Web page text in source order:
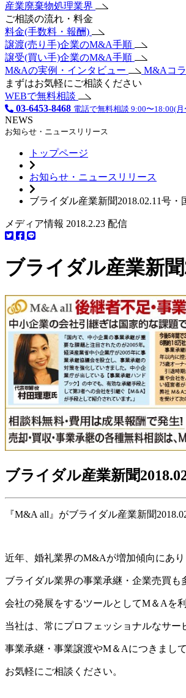
産業廃棄物処理業界
ご相談の流れ・料金
料金(手数料・報酬)
譲渡(売り手)企業のM&A手順
譲受(買い手)企業のM&A手順
M&Aの実例・インタビュー
M&Aコ
まずはお気軽にご相談ください
WEBで無料相談
03-6453-8468 電話で無料相談 9:00〜18:00(月
NEWS
お知らせ・ニュースリリース
トップページ
お知らせ・ニュースリリース
ブライダル産業新聞2018.02.11号
メディア情報 2018.2.23 配信
ブライダル産業新
ブライダル産業新聞
『M&A all』がブライダル産業新聞
近年、婚礼業界のM&Aが増加傾向にあり
ブライダル業界の事業承継・企業売買も
会社の発展をするツールとしてМ＆Aを
当社は、常にプロフェッショナルなサー
事業承継・事業譲渡やM＆Aにつきまし
お気軽にご相談ください。